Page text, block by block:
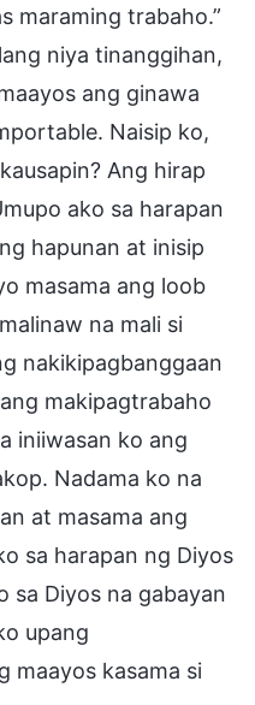
maraming trabaho.”
niya tinanggihan,
ang ginawa
Naisip ko,
Ang hirap
ako sa harapan
hapunan at inisip
masama ang loob
na mali si
nakikipagbanggaan
makipagtrabaho
iniiwasan ko ang
Nadama ko na
at masama ang
sa harapan ng Diyos
sa Diyos na gabayan
upang
maayos kasama si